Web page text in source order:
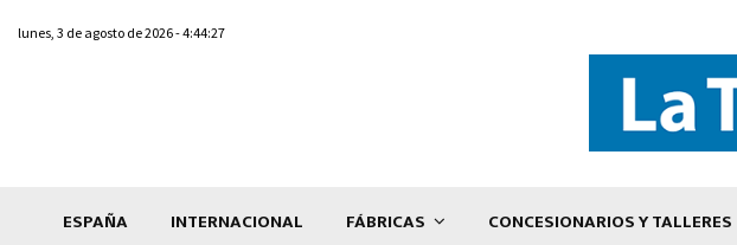
lunes, 3 de agosto de 2026 - 4:44:27
ESPAÑA INTERNACIONAL FÁBRICAS CONCESIONARIOS Y TALLERES